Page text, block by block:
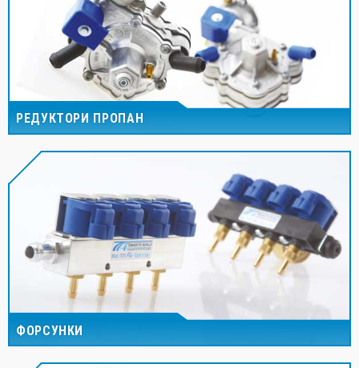
РЕДУКТОРИ ПРОПАН
ФОРСУНКИ